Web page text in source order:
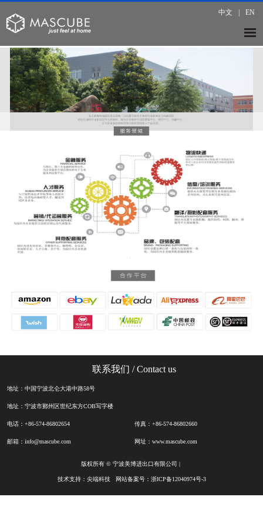
中文 EN
联系我们 / Contact us
地址：中国宁波北仑大港中路58号
地址：宁波市鄞州区世纪东方COB写字楼
电话：+86-574-86802654 传真：+86-574-86802660
邮箱：info@mascube.com 网址：www.mascube.com
版权所有 © 宁波美博进出口有限公司 |
技术支持： 尖端科技网站备案号： 浙ICP备12040974号-3